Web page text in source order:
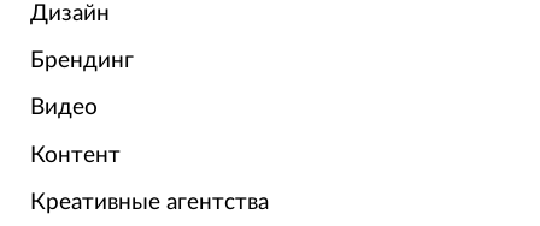
Дизайн
Брендинг
Видео
Контент
Креативные агентства